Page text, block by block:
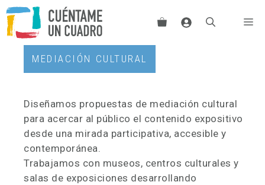
Saltar
al
contenido
MEDIACIÓN CULTURAL
Diseñamos propuestas de mediación cultural
para acercar al público el contenido expositivo
desde una mirada participativa, accesible y
contemporánea.
Trabajamos con museos, centros culturales y
salas de exposiciones desarrollando